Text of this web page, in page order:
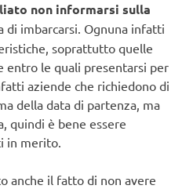
non informarsi sulla
di imbarcarsi. Ognuna infatti
soprattutto quelle
entro le quali presentarsi per
aziende che richiedono di
della data di partenza, ma
quindi è bene essere
in merito.
anche il fatto di non avere